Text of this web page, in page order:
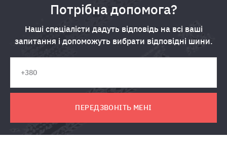
Потрібна допомога?
Наші спеціалісти дадуть відповідь на всі ваші
запитання і допоможуть вибрати відповідні шини.
ПЕРЕДЗВОНІТЬ МЕНІ